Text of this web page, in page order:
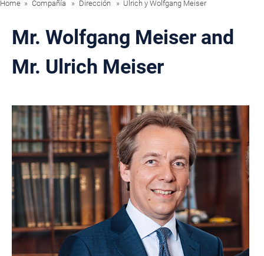
Home Compañía Dirección Ulrich y Wolfgang Meiser
Mr. Wolfgang Meiser and
Mr. Ulrich Meiser